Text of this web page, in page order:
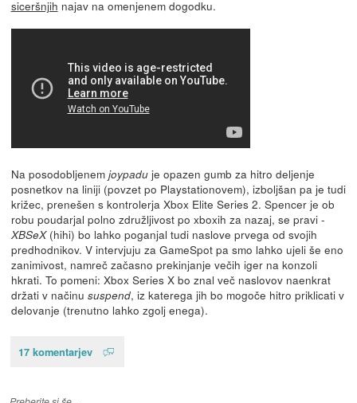
siceršnjih najav na omenjenem dogodku.
Na posodobljenem joypaduje opazen gumb za hitro deljenje
posnetkov na liniji (povzet po Playstationovem), izboljšan pa je tudi
križec, prenešen s kontrolerja Xbox Elite Series 2. Spencer je ob
robu poudarjal polno združljivost po xboxih za nazaj, se pravi -
XBSeX(hihi) bo lahko poganjal tudi naslove prvega od svojih
predhodnikov. V intervjuju za GameSpot pa smo lahko ujeli še eno
zanimivost, namreč začasno prekinjanje večih iger na konzoli
hkrati. To pomeni: Xbox Series X bo znal več naslovov naenkrat
držati v načinu suspend, iz katerega jih bo mogoče hitro priklicati v
delovanje (trenutno lahko zgolj enega).
17 komentarjev